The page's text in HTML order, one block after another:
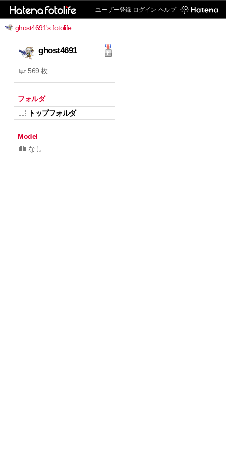
ユーザー登録 ログイン ヘルプ
ghost4691's fotolife
ghost4691
569 枚
フォルダ
トップフォルダ
Model
なし